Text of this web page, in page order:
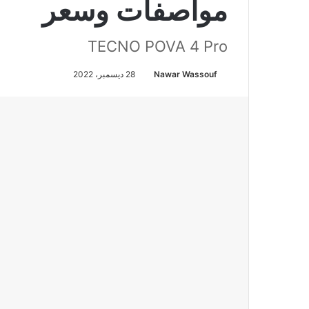
مواصفات وسعر
TECNO POVA 4 Pro
Nawar Wassouf 28 ديسمبر، 2022